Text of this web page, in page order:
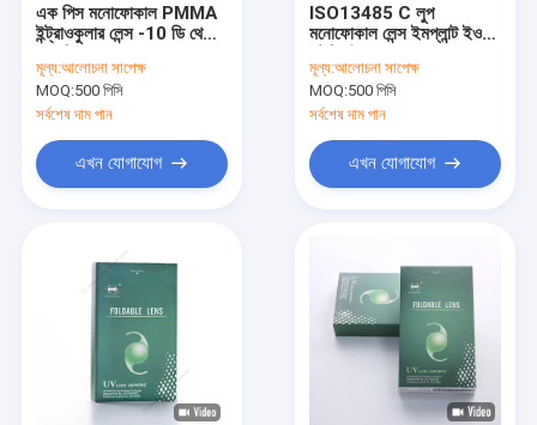
এক পিস মনোফোকাল PMMA
ইন্ট্রাওকুলার লেন্স -10 ডি থেকে
মূল্য:আলোচনা সাপেক্ষ
MOQ:500 পিসি
সর্বশেষ দাম পান
এখন যোগাযোগ
ISO13485 C লুপ
মনোফোকাল লেন্স ইমপ্লান্ট ইও
মূল্য:আলোচনা সাপেক্ষ
MOQ:500 পিসি
সর্বশেষ দাম পান
এখন যোগাযোগ